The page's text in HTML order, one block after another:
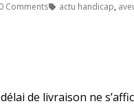
0 Comments actu handicap,
de livraison ne